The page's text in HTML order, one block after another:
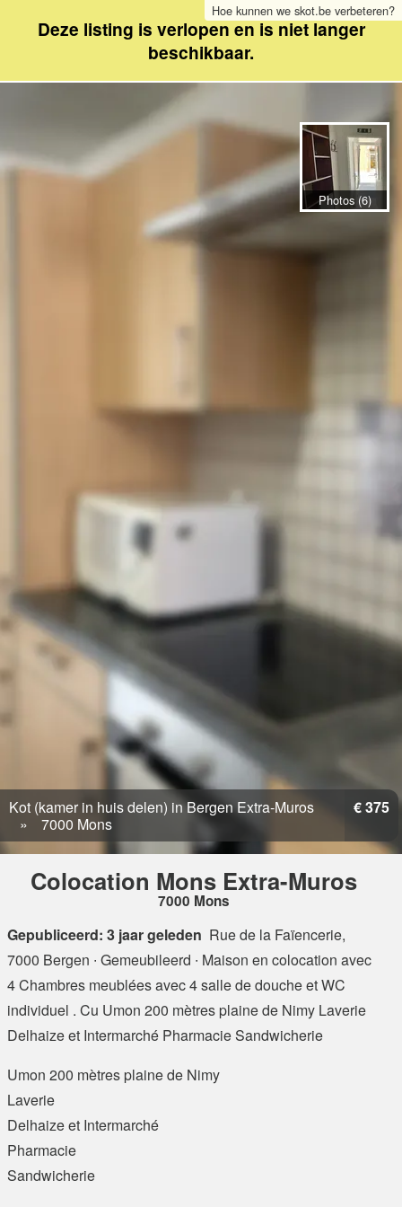
Hoe kunnen we skot.be verbeteren?
Deze listing is verlopen en is niet langer
beschikbaar.
Kot (kamer in huis delen) in Bergen Extra-Muros
7000 Mons
€ 375
Colocation Mons Extra-Muros
7000 Mons
Gepubliceerd: 3 jaar geleden Rue de la Faïencerie,
7000 Bergen ∙ Gemeubileerd ∙ Maison en colocation avec
4 Chambres meublées avec 4 salle de douche et WC
individuel . Cu Umon 200 mètres plaine de Nimy Laverie
Delhaize et Intermarché Pharmacie Sandwicherie
Umon 200 mètres plaine de Nimy
Laverie
Delhaize et Intermarché
Pharmacie
Sandwicherie